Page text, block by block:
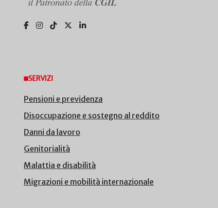
SERVIZI
Pensioni e previdenza
Disoccupazione e sostegno al reddito
Danni da lavoro
Genitorialità
Malattia e disabilità
Migrazioni e mobilità internazionale